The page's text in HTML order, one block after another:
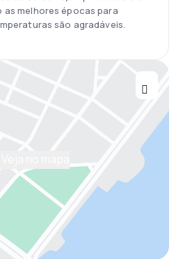
melhores épocas para
são agradáveis.